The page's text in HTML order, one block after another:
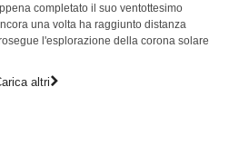
completato il suo ventottesimo
una volta ha raggiunto distanza
l'esplorazione della corona solare
altri